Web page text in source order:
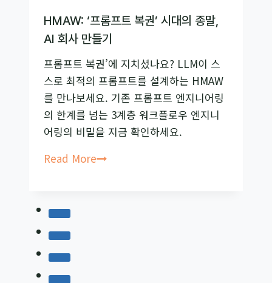
27%
높
이
는
‘스
텝
백
프
프
HMAW: ‘프롬프트 복권’ 시대의 종말,
AI 회사 만들기
프롬프트 복권’에 지치셨나요? LLM이 스
스로 최적의 프롬프트를 설계하는 HMAW
를 만나보세요. 기존 프롬프트 엔지니어링
의 한계를 넘는 3계층 워크플로우 엔지니
어링의 비밀을 지금 확인하세요.
Read MoreHMAW: